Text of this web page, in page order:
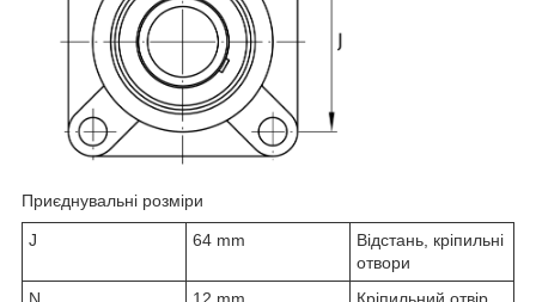
Приєднувальні розміри
J 64 mm
Відстань, кріпильні
отвори